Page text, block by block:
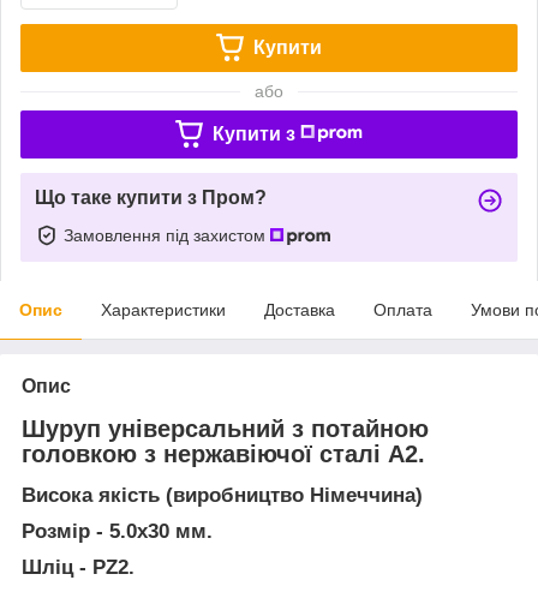
Купити
або
Купити з
Що таке купити з Пром?
Замовлення під захистом
Опис Характеристики Доставка Оплата Умови
Опис
Шуруп універсальний з потайною
головкою з нержавіючої сталі А2.
Висока якість (виробництво Німеччина)
Розмір - 5.0х30 мм.
Шліц - PZ2.